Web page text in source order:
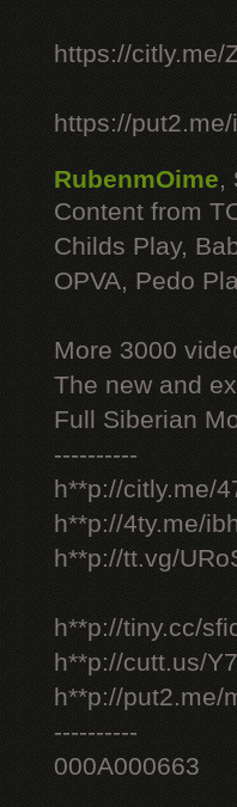
https://citly.me/
https://
RubenmOime,
Content from
Childs Play,
OPVA, Pedo
More 3000
The new and
Full Siberian
----------
h**p://citly.me/
h**p://4ty.me/
h**p://tt.vg/
h**p://tiny.cc/
h**p://cutt.us/
h**p://put2.me/
----------
000A000663